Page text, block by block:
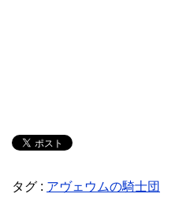
タグ : アヴェウムの騎士団